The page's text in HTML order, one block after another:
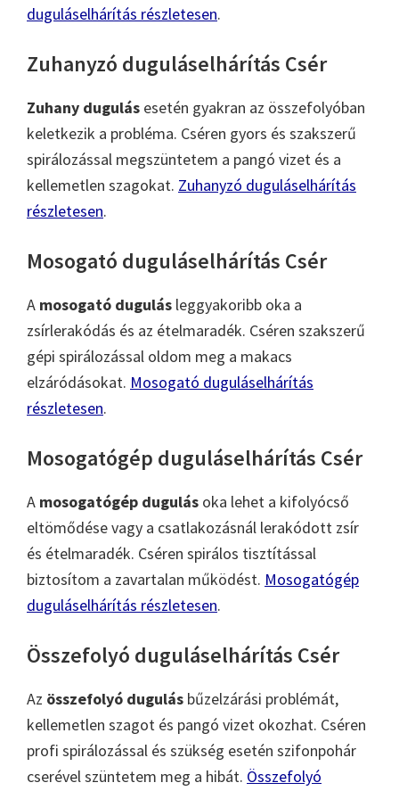
duguláselhárítás részletesen.
Zuhanyzó duguláselhárítás Csér
Zuhany dugulás esetén gyakran az összefolyóban
keletkezik a probléma. Cséren gyors és szakszerű
spirálozással megszüntetem a pangó vizet és a
kellemetlen szagokat. Zuhanyzó duguláselhárítás
részletesen.
Mosogató duguláselhárítás Csér
A mosogató dugulás leggyakoribb oka a
zsírlerakódás és az ételmaradék. Cséren szakszerű
gépi spirálozással oldom meg a makacs
elzáródásokat. Mosogató duguláselhárítás
részletesen.
Mosogatógép duguláselhárítás Csér
A mosogatógép dugulás oka lehet a kifolyócső
eltömődése vagy a csatlakozásnál lerakódott zsír
és ételmaradék. Cséren spirálos tisztítással
biztosítom a zavartalan működést. Mosogatógép
duguláselhárítás részletesen.
Összefolyó duguláselhárítás Csér
Az összefolyó dugulás bűzelzárási problémát,
kellemetlen szagot és pangó vizet okozhat. Cséren
profi spirálozással és szükség esetén szifonpohár
cserével szüntetem meg a hibát. Összefolyó